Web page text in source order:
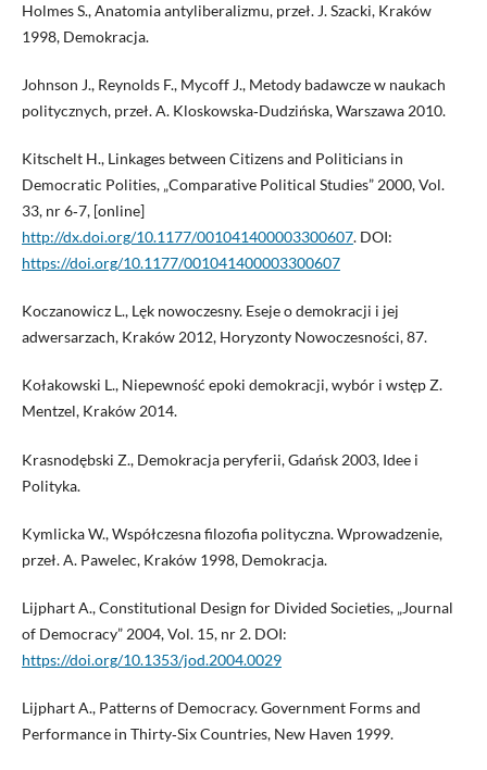
Holmes S., Anatomia antyliberalizmu, przeł. J. Szacki, Kraków
1998, Demokracja.
Johnson J., Reynolds F., Mycoff J., Metody badawcze w naukach
politycznych, przeł. A. Kloskowska‑Dudzińska, Warszawa 2010.
Kitschelt H., Linkages between Citizens and Politicians in
Democratic Polities, „Comparative Political Studies” 2000, Vol.
33, nr 6‑7, [online]
http://dx.doi.org/10.1177/001041400003300607. DOI:
https://doi.org/10.1177/001041400003300607
Koczanowicz L., Lęk nowoczesny. Eseje o demokracji i jej
adwersarzach, Kraków 2012, Horyzonty Nowoczesności, 87.
Kołakowski L., Niepewność epoki demokracji, wybór i wstęp Z.
Mentzel, Kraków 2014.
Krasnodębski Z., Demokracja peryferii, Gdańsk 2003, Idee i
Polityka.
Kymlicka W., Współczesna filozofia polityczna. Wprowadzenie,
przeł. A. Pawelec, Kraków 1998, Demokracja.
Lijphart A., Constitutional Design for Divided Societies, „Journal
of Democracy” 2004, Vol. 15, nr 2. DOI:
https://doi.org/10.1353/jod.2004.0029
Lijphart A., Patterns of Democracy. Government Forms and
Performance in Thirty‑Six Countries, New Haven 1999.